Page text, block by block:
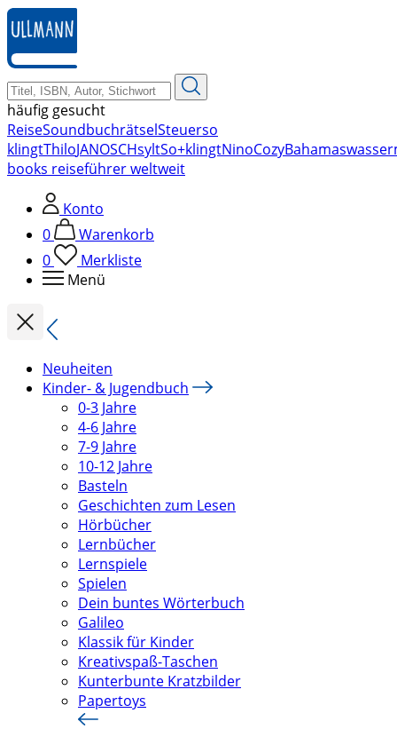
zum
Hauptinhalt
springen
häufig gesucht
ReiseSoundbuchrätselSteuerso
klingtThiloJANOSCHsyltSo+klingtNinoCozyBahamas
books reiseführer weltweit
Konto
0
Warenkorb
0
Merkliste
Menü
Neuheiten
Kinder- & Jugendbuch
0-3 Jahre
4-6 Jahre
7-9 Jahre
10-12 Jahre
Basteln
Geschichten zum Lesen
Hörbücher
Lernbücher
Lernspiele
Spielen
Dein buntes Wörterbuch
Galileo
Klassik für Kinder
Kreativspaß-Taschen
Kunterbunte Kratzbilder
Papertoys